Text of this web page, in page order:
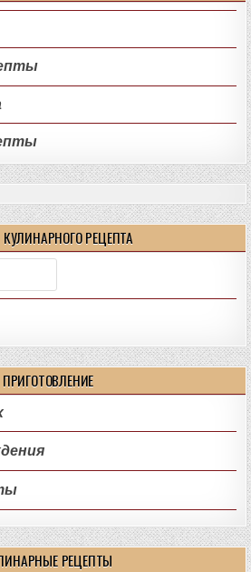
РЕЦЕПТА
ПРИГОТОВЛЕНИЕ
РЕЦЕПТЫ